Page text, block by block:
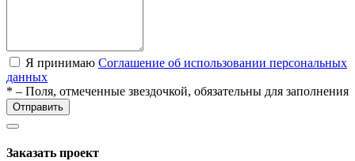
Я принимаю Соглашение об использовании персональных
данных
* – Поля, отмеченные звездочкой, обязательны для заполнения
Отправить
Заказать проект